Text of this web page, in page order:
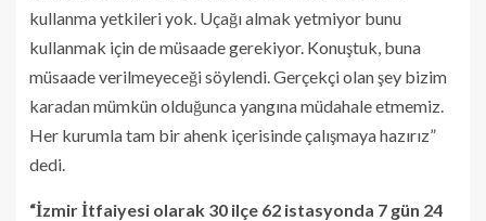
kullanma yetkileri yok. Uçağı almak yetmiyor bunu
kullanmak için de müsaade gerekiyor. Konuştuk, buna
müsaade verilmeyeceği söylendi. Gerçekçi olan şey bizim
karadan mümkün olduğunca yangına müdahale etmemiz.
Her kurumla tam bir ahenk içerisinde çalışmaya hazırız”
dedi.
“İzmir İtfaiyesi olarak 30 ilçe 62 istasyonda 7 gün 24